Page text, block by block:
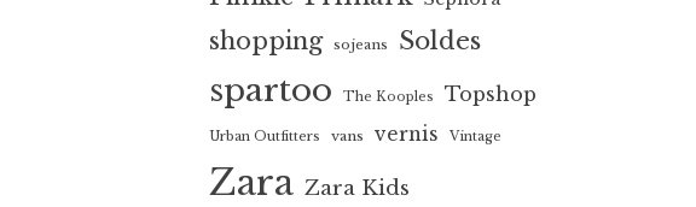
shopping sojeans Soldes
spartoo The Kooples Topshop
Urban Outfitters vans vernis Vintage
Zara Zara Kids